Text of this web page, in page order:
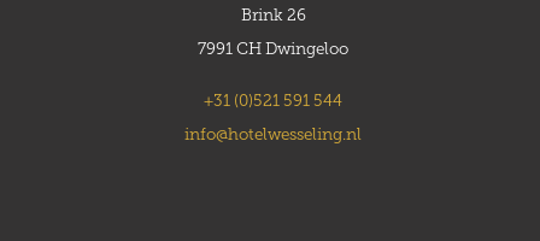
Brink 26
7991 CH Dwingeloo
+31 (0)521 591 544
info@hotelwesseling.nl